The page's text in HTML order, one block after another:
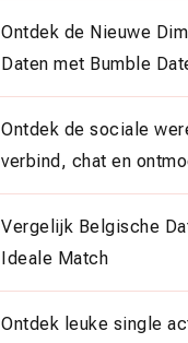
Ontdek de Nieuwe
Daten met Bumble
Ontdek de sociale
verbind, chat en
Vergelijk Belgische
Ideale Match
Ontdek leuke single